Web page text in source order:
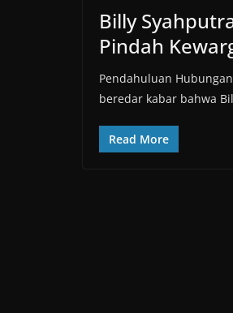
Billy
Pindah
Pendahuluan
beredar kabar bahwa
Read More